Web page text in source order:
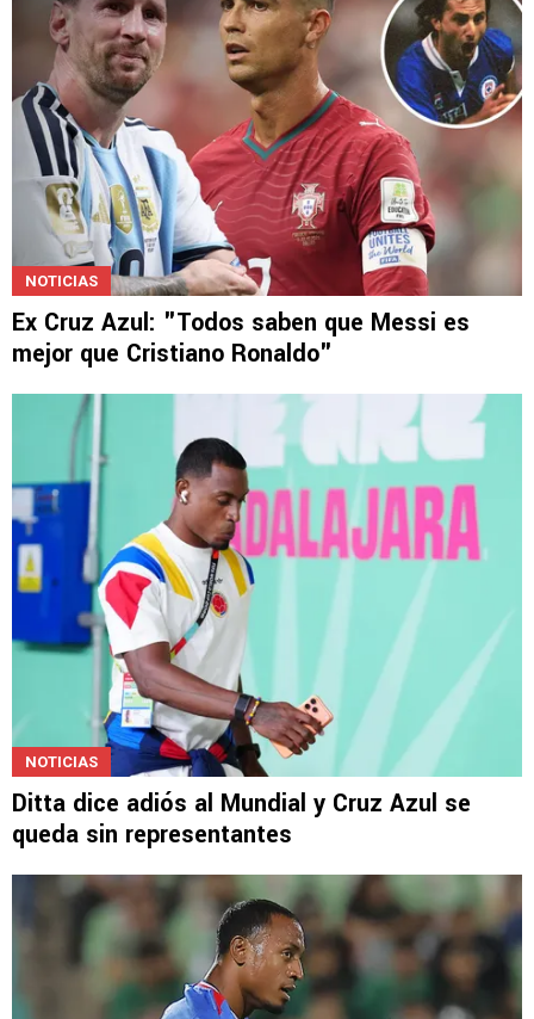
Ex Cruz Azul: "Todos saben que Messi es
mejor que Cristiano Ronaldo"
Ditta dice adiós al Mundial y Cruz Azul se
queda sin representantes